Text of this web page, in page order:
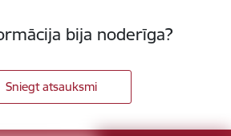
bija noderīga?
Sniegt atsauksmi